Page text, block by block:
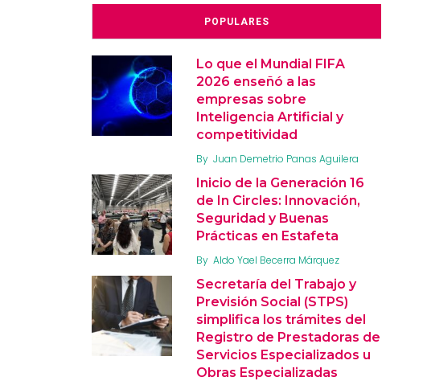
POPULARES
Lo que el Mundial FIFA
2026 enseñó a las
empresas sobre
Inteligencia Artificial y
competitividad
By Juan Demetrio Panas Aguilera
Inicio de la Generación 16
de In Circles: Innovación,
Seguridad y Buenas
Prácticas en Estafeta
By Aldo Yael Becerra Márquez
Secretaría del Trabajo y
Previsión Social (STPS)
simplifica los trámites del
Registro de Prestadoras de
Servicios Especializados u
Obras Especializadas